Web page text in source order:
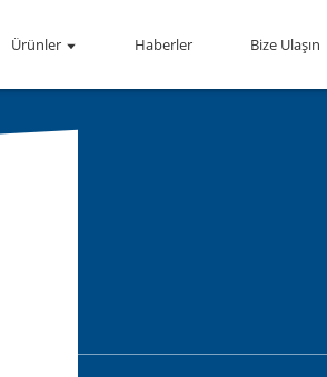
Ürünler Haberler Bize Ulaşın